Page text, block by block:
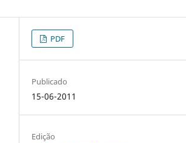
PDF
Publicado
15-06-2011
Edição